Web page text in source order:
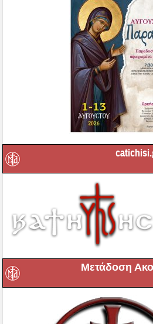
Μετάδοση